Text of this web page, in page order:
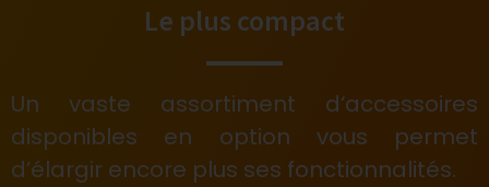
Le plus compact
Un vaste assortiment d‘accessoires
disponibles en option vous permet
d’élargir encore plus ses fonctionnalités.